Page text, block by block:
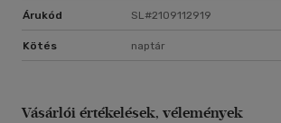
Árukód SL#2109112919
Kötés naptár
Vásárlói értékelések, vélemények